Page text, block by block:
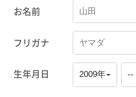
お名前
フリガナ
生年月日